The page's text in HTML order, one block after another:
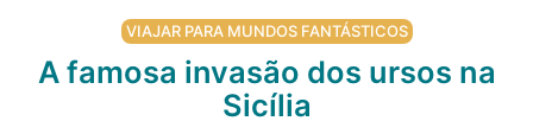
VIAJAR PARA MUNDOS FANTÁSTICOS
A famosa invasão dos ursos na
Sicília